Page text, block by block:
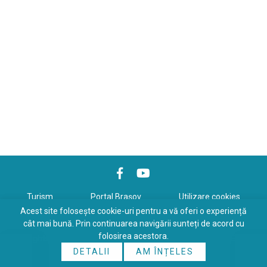
Turism Portal Braşov Utilizare cookies
Politică de confidenţialitate
Copyrights © 2026 All Rights Reserved. Powered by
Online
Acest site folosește cookie-uri pentru a vă oferi o experiență
cât mai bună. Prin continuarea navigării sunteți de acord cu
folosirea acestora.
DETALII
AM ÎNȚELES